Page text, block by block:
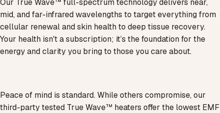
Our True Wave™ full-spectrum technology delivers near,
mid, and far-infrared wavelengths to target everything from
cellular renewal and skin health to deep tissue recovery.
Your health isn't a subscription; it’s the foundation for the
energy and clarity you bring to those you care about.
Peace of mind is standard. While others compromise, our
third-party tested True Wave™ heaters offer the lowest EMF